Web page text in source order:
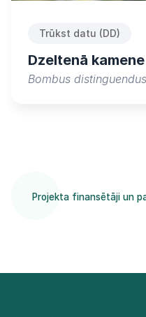
Trūkst datu (DD)
Dzeltenā kamene
Bombus distinguendus
Projekta finansētāji un